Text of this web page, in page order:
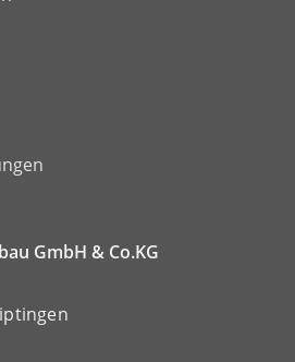
GmbH & Co.KG